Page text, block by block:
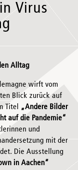
Virus
Alltag
wirft vom
Blick zurück auf
Titel
„Andere Bilder
auf die Pandemie“
und
mit der
Die Ausstellung
in Aachen“